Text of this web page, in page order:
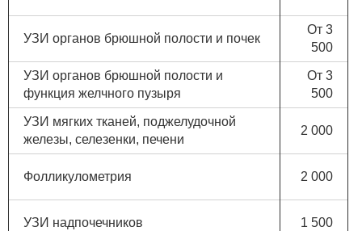
УЗИ органов брюшной полости и почек
От 3
500
УЗИ органов брюшной полости и
функция желчного пузыря
От 3
500
УЗИ мягких тканей, поджелудочной
железы, селезенки, печени
2 000
Фолликулометрия 2 000
УЗИ надпочечников 1 500